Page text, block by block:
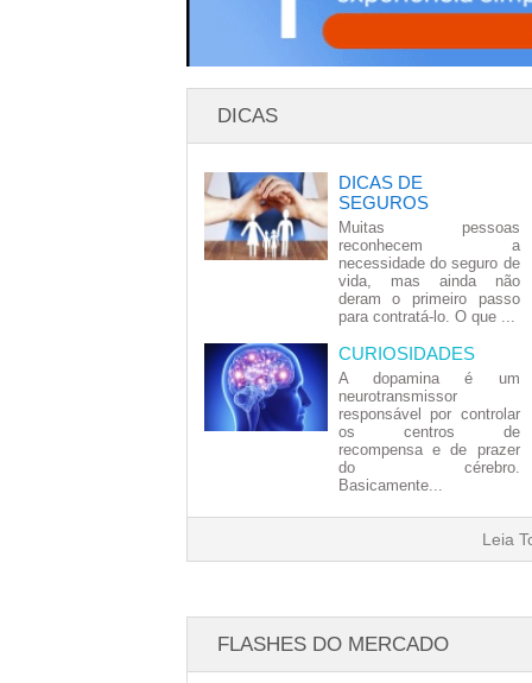
DICAS
DICAS DE
SEGUROS
Muitas pessoas
reconhecem a
necessidade do seguro de
vida, mas ainda não
deram o primeiro passo
para contratá-lo. O que ...
CURIOSIDADES
A dopamina é um
neurotransmissor
responsável por controlar
os centros de
recompensa e de prazer
do cérebro.
Basicamente...
Leia
FLASHES DO MERCADO